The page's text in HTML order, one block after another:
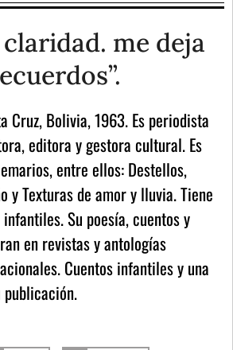
claridad. me deja
Cruz, Bolivia, 1963. Es periodista
editora y gestora cultural. Es
entre ellos: Destellos,
y Texturas de amor y lluvia. Tiene
Su poesía, cuentos y
en revistas y antologías
Cuentos infantiles y una
publicación.